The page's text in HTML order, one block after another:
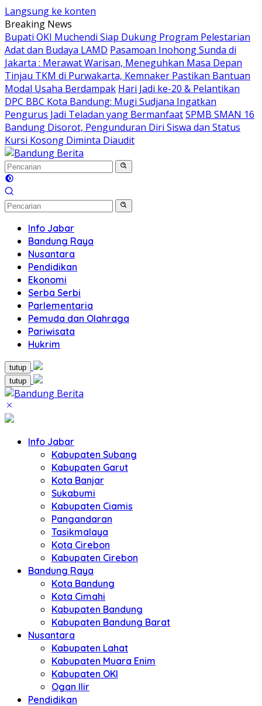
Langsung ke konten
Breaking News
Bupati OKI Muchendi Siap Dukung Program Pelestarian
Adat dan Budaya LAMD Pasamoan Inohong Sunda di
Jakarta : Merawat Warisan, Meneguhkan Masa Depan
Tinjau TKM di Purwakarta, Kemnaker Pastikan Bantuan
Modal Usaha Berdampak Hari Jadi ke-20 & Pelantikan
DPC BBC Kota Bandung: Mugi Sudjana Ingatkan
Pengurus Jadi Teladan yang BermanfaatSPMB SMAN 16
Bandung Disorot, Pengunduran Diri Siswa dan Status
Kursi Kosong Diminta Diaudit
Info Jabar
Bandung Raya
Nusantara
Pendidikan
Ekonomi
Serba Serbi
Parlementaria
Pemuda dan Olahraga
Pariwisata
Hukrim
tutup
tutup
Info Jabar
Kabupaten Subang
Kabupaten Garut
Kota Banjar
Sukabumi
Kabupaten Ciamis
Pangandaran
Tasikmalaya
Kota Cirebon
Kabupaten Cirebon
Bandung Raya
Kota Bandung
Kota Cimahi
Kabupaten Bandung
Kabupaten Bandung Barat
Nusantara
Kabupaten Lahat
Kabupaten Muara Enim
Kabupaten OKI
Ogan Ilir
Pendidikan